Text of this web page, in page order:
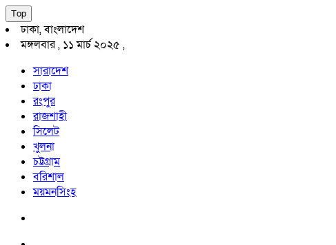
Top
ঢাকা, বাংলাদেশ
মঙ্গলবার , ১১ মার্চ ২০২৫ ,
সারাদেশ
ঢাকা
রংপুর
রাজশাহী
সিলেট
খুলনা
চট্টগ্রাম
বরিশাল
ময়মনসিংহ